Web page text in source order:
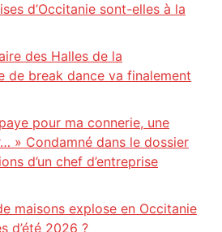
d’Occitanie sont-elles à la
des Halles de la
de break dance va finalement
pour ma connerie, une
» Condamné dans le dossier
d’un chef d’entreprise
maisons explose en Occitanie
d’été 2026 ?